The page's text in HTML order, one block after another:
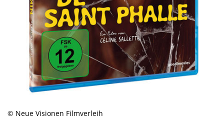
© Neue Visionen Filmverleih